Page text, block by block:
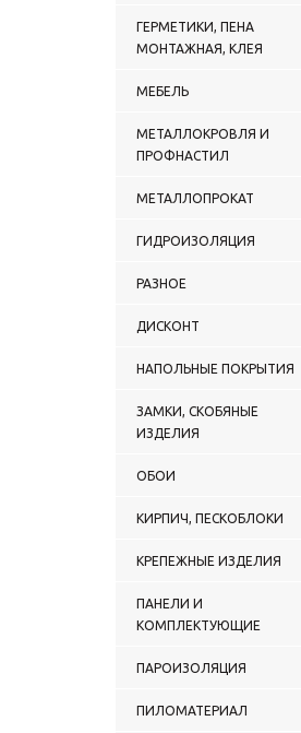
ГЕРМЕТИКИ, ПЕНА
МОНТАЖНАЯ, КЛЕЯ
МЕБЕЛЬ
МЕТАЛЛОКРОВЛЯ И
ПРОФНАСТИЛ
МЕТАЛЛОПРОКАТ
ГИДРОИЗОЛЯЦИЯ
РАЗНОЕ
ДИСКОНТ
НАПОЛЬНЫЕ ПОКРЫТИЯ
ЗАМКИ, СКОБЯНЫЕ
ИЗДЕЛИЯ
ОБОИ
КИРПИЧ, ПЕСКОБЛОКИ
КРЕПЕЖНЫЕ ИЗДЕЛИЯ
ПАНЕЛИ И
КОМПЛЕКТУЮЩИЕ
ПАРОИЗОЛЯЦИЯ
ПИЛОМАТЕРИАЛ